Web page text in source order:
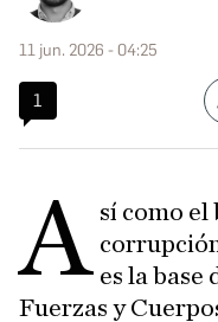
11 jun. 2026 - 04:25
1
A sí como el
es la base
Fuerzas y